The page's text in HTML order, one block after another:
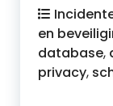
en
database,
privacy,